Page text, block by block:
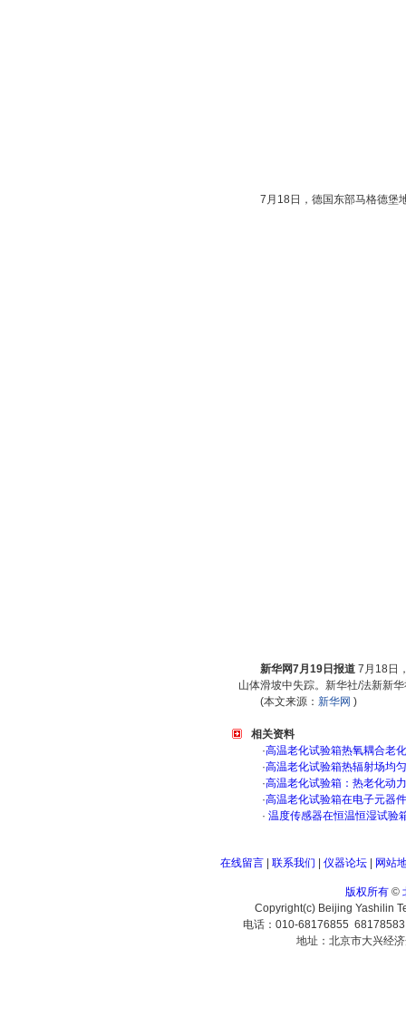
7月18日，德国东部马格德堡
新华网7月19日报道7月18日
山体滑坡中失踪。新华社/法新新
(本文来源： 新华网 )
相关资料
·高温老化试验箱热氧耦合老
·高温老化试验箱热辐射场均
·高温老化试验箱：热老化动
·高温老化试验箱在电子元器
· 温度传感器在恒温恒湿试验
在线留言| 联系我们 仪器论坛| 网站
版权所有©
Copyright(c) Beijing Yashilin
电话：010-68176855
地址：北京市大兴经